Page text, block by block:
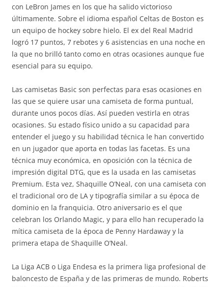
con LeBron James en los que ha salido victorioso
últimamente. Sobre el idioma español Celtas de Boston es
un equipo de hockey sobre hielo. El ex del Real Madrid
logró 17 puntos, 7 rebotes y 6 asistencias en una noche en
la que no brilló tanto como en otras ocasiones aunque fue
esencial para su equipo.
Las camisetas Basic son perfectas para esas ocasiones en
las que se quiere usar una camiseta de forma puntual,
durante unos pocos días. Así pueden vestirla en otras
ocasiones. Su estado físico unido a su capacidad para
entender el juego y su habilidad técnica le han convertido
en un jugador que aporta en todas las facetas. Es una
técnica muy económica, en oposición con la técnica de
impresión digital DTG, que es la usada en las camisetas
Premium. Esta vez, Shaquille O’Neal, con una camiseta con
el tradicional oro de LA y tipografía similar a su época de
dominio en la franquicia. Otro aniversario es el que
celebran los Orlando Magic, y para ello han recuperado la
mítica camiseta de la época de Penny Hardaway y la
primera etapa de Shaquille O’Neal.
La Liga ACB o Liga Endesa es la primera liga profesional de
baloncesto de España y de las primeras de mundo. Roberts